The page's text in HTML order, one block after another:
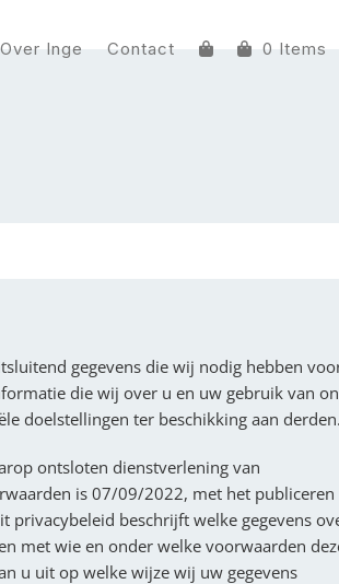
Over Inge Contact 0 Items
gegevens die wij nodig hebben
die wij over u en uw gebruik van
doelstellingen ter beschikking aan derden.
ontsloten dienstverlening van
is 07/09/2022, met het publiceren
privacybeleid beschrijft welke gegevens
met wie en onder welke voorwaarden
u uit op welke wijze wij uw gegevens